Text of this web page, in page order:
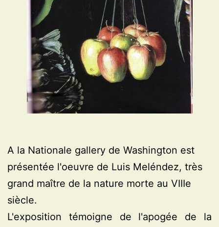
A la Nationale gallery de Washington est
présentée l'oeuvre de Luis Meléndez, très
grand maître de la nature morte au VIIIe
siècle.
L'exposition témoigne de l'apogée de la